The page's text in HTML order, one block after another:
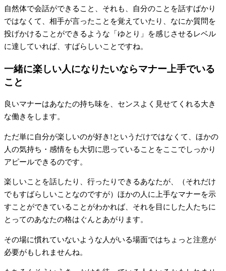
自然体で会話ができること、それも、自分のことを話すばかり
ではなくて、相手が言ったことを覚えていたり、なにか質問を
投げかけることができるような「ゆとり」を感じさせるレベル
に達していれば、すばらしいことですね。
一緒に楽しい人になりたいならマナー上手でいる
こと
良いマナーはあなたの持ち味を、センスよく見せてくれる大き
な働きをします。
ただ単に自分が楽しいのが好き!というだけではなくて、ほかの
人の気持ち・感情をも大切に思っていることをここでしっかり
アピールできるのです。
楽しいことを話したり、行ったりできるあなたが、（それだけ
でもすばらしいことなのですが）ほかの人に上手なマナーを示
すことができていることがわかれば、それを目にした人たちに
とってのあなたの格はぐんとあがります。
その場に慣れていないような人がいる場面ではちょっと注意が
必要がもしれませんね。